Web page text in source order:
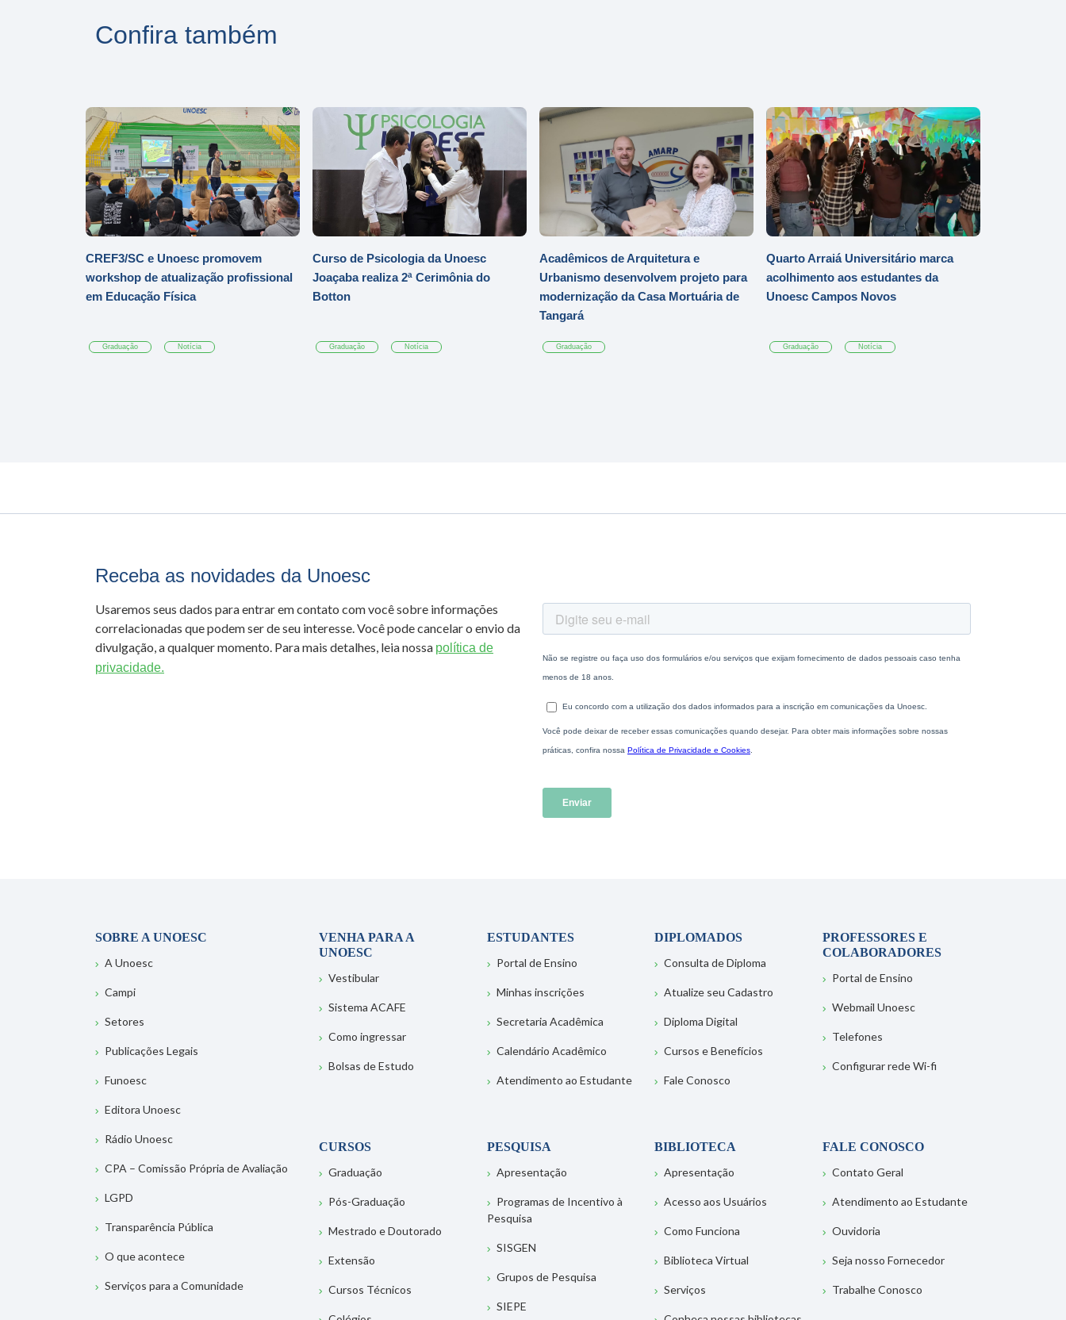
Confira também
CREF3/SC e Unoesc promovem
workshop de atualização profissional
em Educação Física
Graduação Notícia
Curso de Psicologia da Unoesc
Joaçaba realiza 2ª Cerimônia do
Botton
Graduação Notícia
Acadêmicos de Arquitetura e
Urbanismo desenvolvem projeto para
modernização da Casa Mortuária de
Tangará
Graduação
Quarto Arraiá Universitário marca
acolhimento aos estudantes da
Unoesc Campos Novos
Graduação Notícia
Receba as novidades da Unoesc
Usaremos seus dados para entrar em contato com você sobre informações
correlacionadas que podem ser de seu interesse. Você pode cancelar o envio da
divulgação, a qualquer momento. Para mais detalhes, leia nossa política de
privacidade.
SOBRE A UNOESC
A Unoesc
Campi
Setores
Publicações Legais
Funoesc
Editora Unoesc
Rádio Unoesc
CPA – Comissão Própria de Avaliação
LGPD
Transparência Pública
O que acontece
Serviços para a Comunidade
VENHA PARA A
UNOESC
Vestibular
Sistema ACAFE
Como ingressar
Bolsas de Estudo
ESTUDANTES
Portal de Ensino
Minhas inscrições
Secretaria Acadêmica
Calendário Acadêmico
Atendimento ao Estudante
DIPLOMADOS
Consulta de Diploma
Atualize seu Cadastro
Diploma Digital
Cursos e Benefícios
Fale Conosco
PROFESSORES E
COLABORADORES
Portal de Ensino
Webmail Unoesc
Telefones
Configurar rede Wi-fi
CURSOS
Graduação
Pós-Graduação
Mestrado e Doutorado
Extensão
Cursos Técnicos
PESQUISA
Apresentação
Programas de Incentivo à
Pesquisa
SISGEN
Grupos de Pesquisa
SIEPE
BIBLIOTECA
Apresentação
Acesso aos Usuários
Como Funciona
Biblioteca Virtual
Serviços
FALE CONOSCO
Contato Geral
Atendimento ao Estudante
Ouvidoria
Seja nosso Fornecedor
Trabalhe Conosco